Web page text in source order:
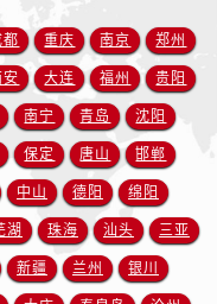
云南省文山壮族苗族自治州文山市东风路天梭售后服务中心（需提前预约）
云南省西双版纳傣族自治州景洪市宣慰大道天梭售后服务中心（需提前预约）
云南省玉溪市红塔区南北大街天梭售后服务中心（需提前预约）
云南省昭通市昭阳区青年路天梭售后服务中心（需提前预约）
重庆市江北区观音桥步行街2号融恒时代广场9层902室天梭售后服务中心（需提前预约）
新疆维吾尔自治区乌鲁木齐市天山区红山路26号时代广场（CCMALL）C座17层17-B天梭售后服务中心（需提前预约）
浙江省温州市鹿城区锦绣路1067号置信广场10层1015室天梭售后服务中心（需提前预约）
黑龙江省哈尔滨市道里区友谊西路600号富力中心T2座写字楼29层03室室天梭售后服务中心（需提前预约）
都 重庆 南京 郑州
安 大连 福州 贵阳
南宁 青岛 沈阳
保定 唐山 邯郸
中山 德阳 绵阳
湖 珠海 汕头 三亚
新疆 兰州 银川